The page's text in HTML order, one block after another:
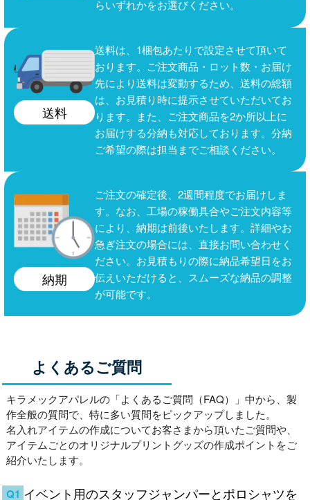
らいずれかをお選びください。
送料
送料は、1梱包あたりで設定させて頂いて
おります。ご注文商品・ロット数・お届け
先により送料は変動するため、送料の総額
は、お見積り時に提示させていただいてお
ります。また、ご注文商品を2か所以上に
お届けする分納も対応しております。分納
ご希望の際は担当までご相談ください。
納期
ご注文の確定後、2週間程度でお届けしま
す。なお、工場の稼働具合やご注文内容等
により、納期は前後いたします。詳細やお
急ぎ注文の場合には、直接お問い合わせく
ださい。お見積もりの際に納品希望日をお
伝えいただけると、スムーズな納品の調整
が可能です。
よくあるご質問
キラメックアパレルの「よくあるご質問（FAQ）」中から、製
作全般の質問で、特に多い質問をピックアップしました。
名入れアイテムの作成についてお客さまから頂いたご質問や、
アイテムごとのオリジナルプリントグッズの作成ポイントをご
紹介いたします。
Q1 イベント用のスタッフジャンパーとポロシャツを